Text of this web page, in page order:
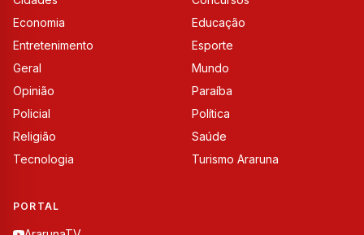
Economia
Educação
Entretenimento
Esporte
Geral
Mundo
Opinião
Paraíba
Policial
Política
Religião
Saúde
Tecnologia
Turismo Araruna
PORTAL